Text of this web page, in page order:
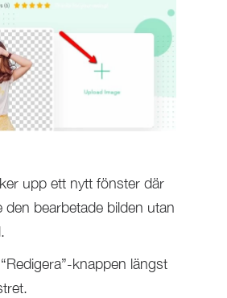
upp ett nytt fönster där
den bearbetade bilden utan
knappen längst